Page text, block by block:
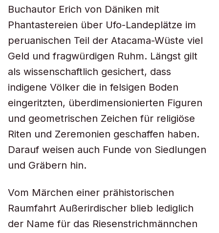
Buchautor Erich von Däniken mit
Phantastereien über Ufo-Landeplätze im
peruanischen Teil der Atacama-Wüste viel
Geld und fragwürdigen Ruhm. Längst gilt
als wissenschaftlich gesichert, dass
indigene Völker die in felsigen Boden
eingeritzten, überdimensionierten Figuren
und geometrischen Zeichen für religiöse
Riten und Zeremonien geschaffen haben.
Darauf weisen auch Funde von Siedlungen
und Gräbern hin.
Vom Märchen einer prähistorischen
Raumfahrt Außerirdischer blieb lediglich
der Name für das Riesenstrichmännchen